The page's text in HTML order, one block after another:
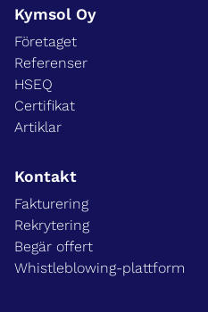
Kymsol Oy
Företaget
Referenser
HSEQ
Certifikat
Artiklar
Kontakt
Fakturering
Rekrytering
Begär offert
Whistleblowing-plattform